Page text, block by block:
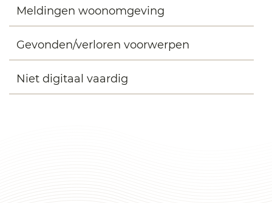
Meldingen woonomgeving
Gevonden/verloren voorwerpen
Niet digitaal vaardig